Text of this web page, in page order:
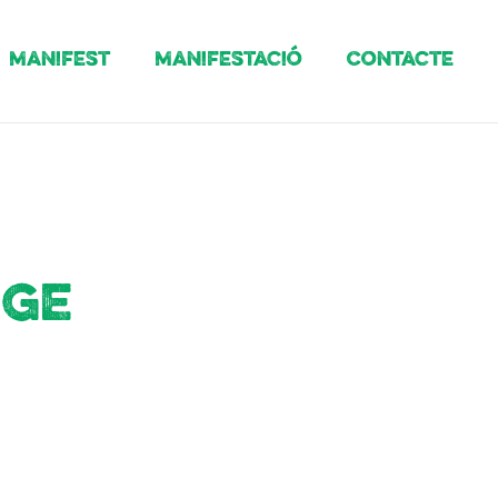
Manifest Manifestació Contacte